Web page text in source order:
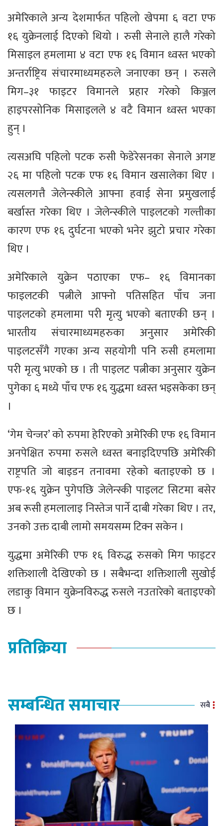
अमेरिकाले अन्य देशमार्फत पहिलो खेपमा ६ वटा एफ
१६ युक्रेनलाई दिएको थियो । रुसी सेनाले हालै गरेको
मिसाइल हमलामा ४ वटा एफ १६ विमान ध्वस्त भएको
अन्तर्राष्ट्रिय संचारमाध्यमहरुले जनाएका छन् । रुसले
मिग–३१ फाइटर विमानले प्रहार गरेको किञ्जल
हाइपरसोनिक मिसाइलले ४ वटै विमान ध्वस्त भएका
हुन् ।
त्यसअघि पहिलो पटक रुसी फेडेरेसनका सेनाले अगष्ट
२६ मा पहिलो पटक एफ १६ विमान खसालेका थिए ।
त्यसलगत्तै जेलेन्स्कीले आफ्ना हवाई सेना प्रमुखलाई
बर्खास्त गरेका थिए । जेलेन्स्कीले पाइलटको गल्तीका
कारण एफ १६ दुर्घटना भएको भनेर झुटो प्रचार गरेका
थिए ।
अमेरिकाले युक्रेन पठाएका एफ– १६ विमानका
फाइलटकी पत्नीले आफ्नो पतिसहित पाँच जना
पाइलटको हमलामा परी मृत्यु भएको बताएकी छन् ।
भारतीय संचारमाध्यमहरुका अनुसार अमेरिकी
पाइलटसँगै गएका अन्य सहयोगी पनि रुसी हमलामा
परी मृत्यु भएको छ । ती पाइलट पत्नीका अनुसार युक्रेन
पुगेका ६ मध्ये पाँच एफ १६ युद्धमा ध्वस्त भइसकेका छन्
।
‘गेम चेन्जर’ को रुपमा हेरिएको अमेरिकी एफ १६ विमान
अनपेक्षित रुपमा रुसले ध्वस्त बनाइदिएपछि अमेरिकी
राष्ट्रपति जो बाइडन तनावमा रहेको बताइएको छ ।
एफ-१६ युक्रेन पुगेपछि जेलेन्स्की पाइलट सिटमा बसेर
अब रूसी हमलालाइ निस्तेज पार्ने दाबी गरेका थिए । तर,
उनकाे उक्त दाबी लामाे समयसम्म टिक्न सकेन ।
युद्धमा अमेरिकी एफ १६ विरुद्ध रुसको मिग फाइटर
शक्तिशाली देखिएको छ । सबैभन्दा शक्तिशाली सुखोई
लडाकु विमान युक्रेनविरुद्ध रुसले नउतारेको बताइएको
छ ।
प्रतिक्रिया
सम्बन्धित समाचार सबै